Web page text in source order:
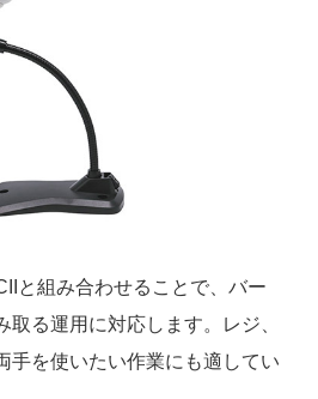
と組み合わせることで、バー
取る運用に対応します。レジ、
手を使いたい作業にも適してい